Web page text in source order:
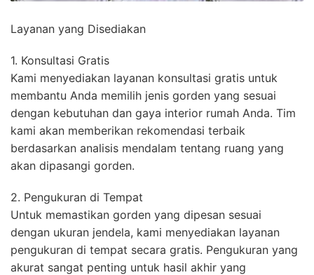
Layanan yang Disediakan
1. Konsultasi Gratis
Kami menyediakan layanan konsultasi gratis untuk
membantu Anda memilih jenis gorden yang sesuai
dengan kebutuhan dan gaya interior rumah Anda. Tim
kami akan memberikan rekomendasi terbaik
berdasarkan analisis mendalam tentang ruang yang
akan dipasangi gorden.
2. Pengukuran di Tempat
Untuk memastikan gorden yang dipesan sesuai
dengan ukuran jendela, kami menyediakan layanan
pengukuran di tempat secara gratis. Pengukuran yang
akurat sangat penting untuk hasil akhir yang